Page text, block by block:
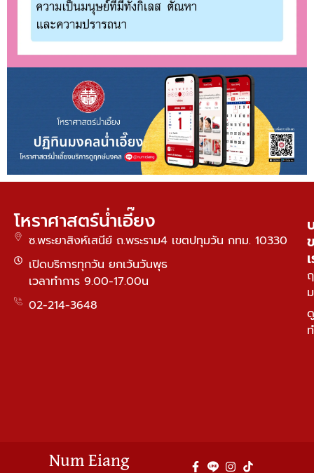
โหราศาสตร์น่ำเอี๊ยง
ซ.พระยาสิงห์เสนีย์ ถ.พระราม4 เขตปทุมวัน กทม. 10330
เปิดบริการทุกวัน ยกเว้นวันพุธ
เวลาทำการ 9.00-17.00น
02-214-3648
Num Eiang